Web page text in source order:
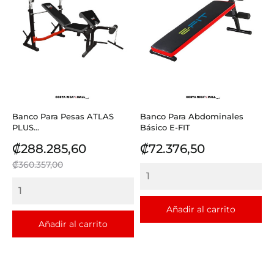
Banco Para Pesas ATLAS
PLUS...
Precio
₡288.285,60Precio
₡360.357,00
Añadir al carrito
Banco Para Abdominales
Básico E-FIT
Precio
₡72.376,50
Añadir al carrito